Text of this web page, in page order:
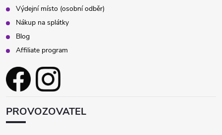
Výdejní místo (osobní odběr)
Nákup na splátky
Blog
Affiliate program
PROVOZOVATEL